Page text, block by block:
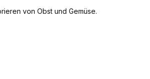
von Obst und Gemüse.